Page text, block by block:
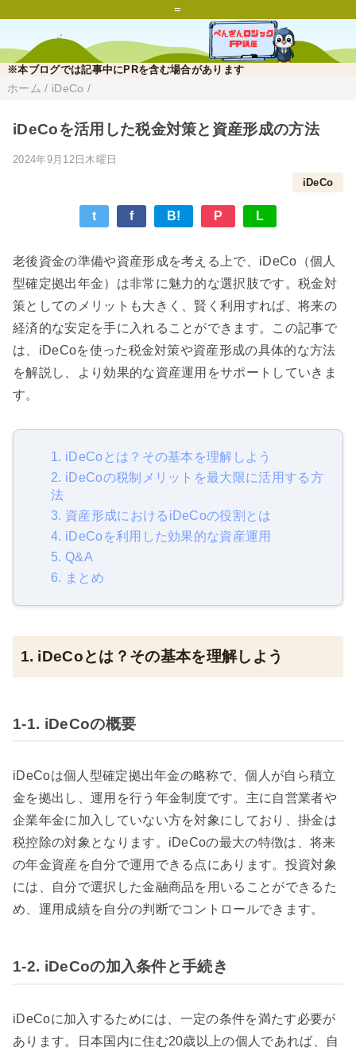
=
※本ブログでは記事中にPRを含む場合があります
ホーム / iDeCo /
iDeCoを活用した税金対策と資産形成の方法
2024年9月12日木曜日
iDeCo
t f B! P L
老後資金の準備や資産形成を考える上で、iDeCo（個人
型確定拠出年金）は非常に魅力的な選択肢です。税金対
策としてのメリットも大きく、賢く利用すれば、将来の
経済的な安定を手に入れることができます。この記事で
は、iDeCoを使った税金対策や資産形成の具体的な方法
を解説し、より効果的な資産運用をサポートしていきま
す。
1. iDeCoとは？その基本を理解しよう
2. iDeCoの税制メリットを最大限に活用する方
法
3. 資産形成におけるiDeCoの役割とは
4. iDeCoを利用した効果的な資産運用
5. Q&A
6. まとめ
1. iDeCoとは？その基本を理解しよう
1-1. iDeCoの概要
iDeCoは個人型確定拠出年金の略称で、個人が自ら積立
金を拠出し、運用を行う年金制度です。主に自営業者や
企業年金に加入していない方を対象にしており、掛金は
税控除の対象となります。iDeCoの最大の特徴は、将来
の年金資産を自分で運用できる点にあります。投資対象
には、自分で選択した金融商品を用いることができるた
め、運用成績を自分の判断でコントロールできます。
1-2. iDeCoの加入条件と手続き
iDeCoに加入するためには、一定の条件を満たす必要が
あります。日本国内に住む20歳以上の個人であれば、自